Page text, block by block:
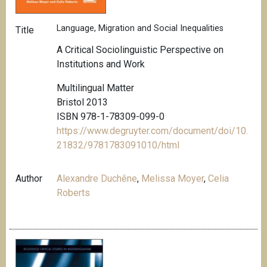
Title Language, Migration and Social Inequalities
A Critical Sociolinguistic Perspective on
Institutions and Work
Multilingual Matter
Bristol 2013
ISBN 978-1-78309-099-0
https://www.degruyter.com/document/doi/10.
21832/9781783091010/html
Author Alexandre Duchêne, Melissa Moyer,Celia
Roberts